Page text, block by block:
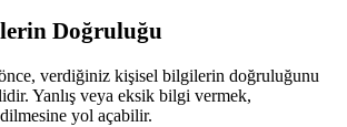
Doğruluğu
verdiğiniz kişisel bilgilerin doğruluğunu
Yanlış veya eksik bilgi vermek,
yol açabilir.